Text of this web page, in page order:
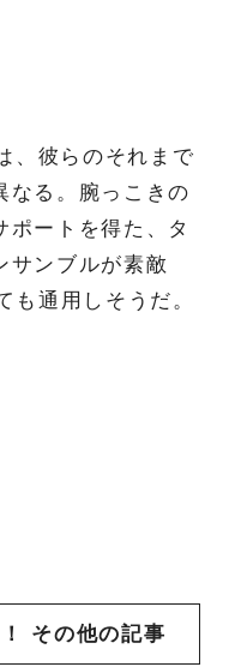
、彼らのそれまで
なる。腕っこきの
ポートを得た、タ
サンブルが素敵
も通用しそうだ。
その他の記事